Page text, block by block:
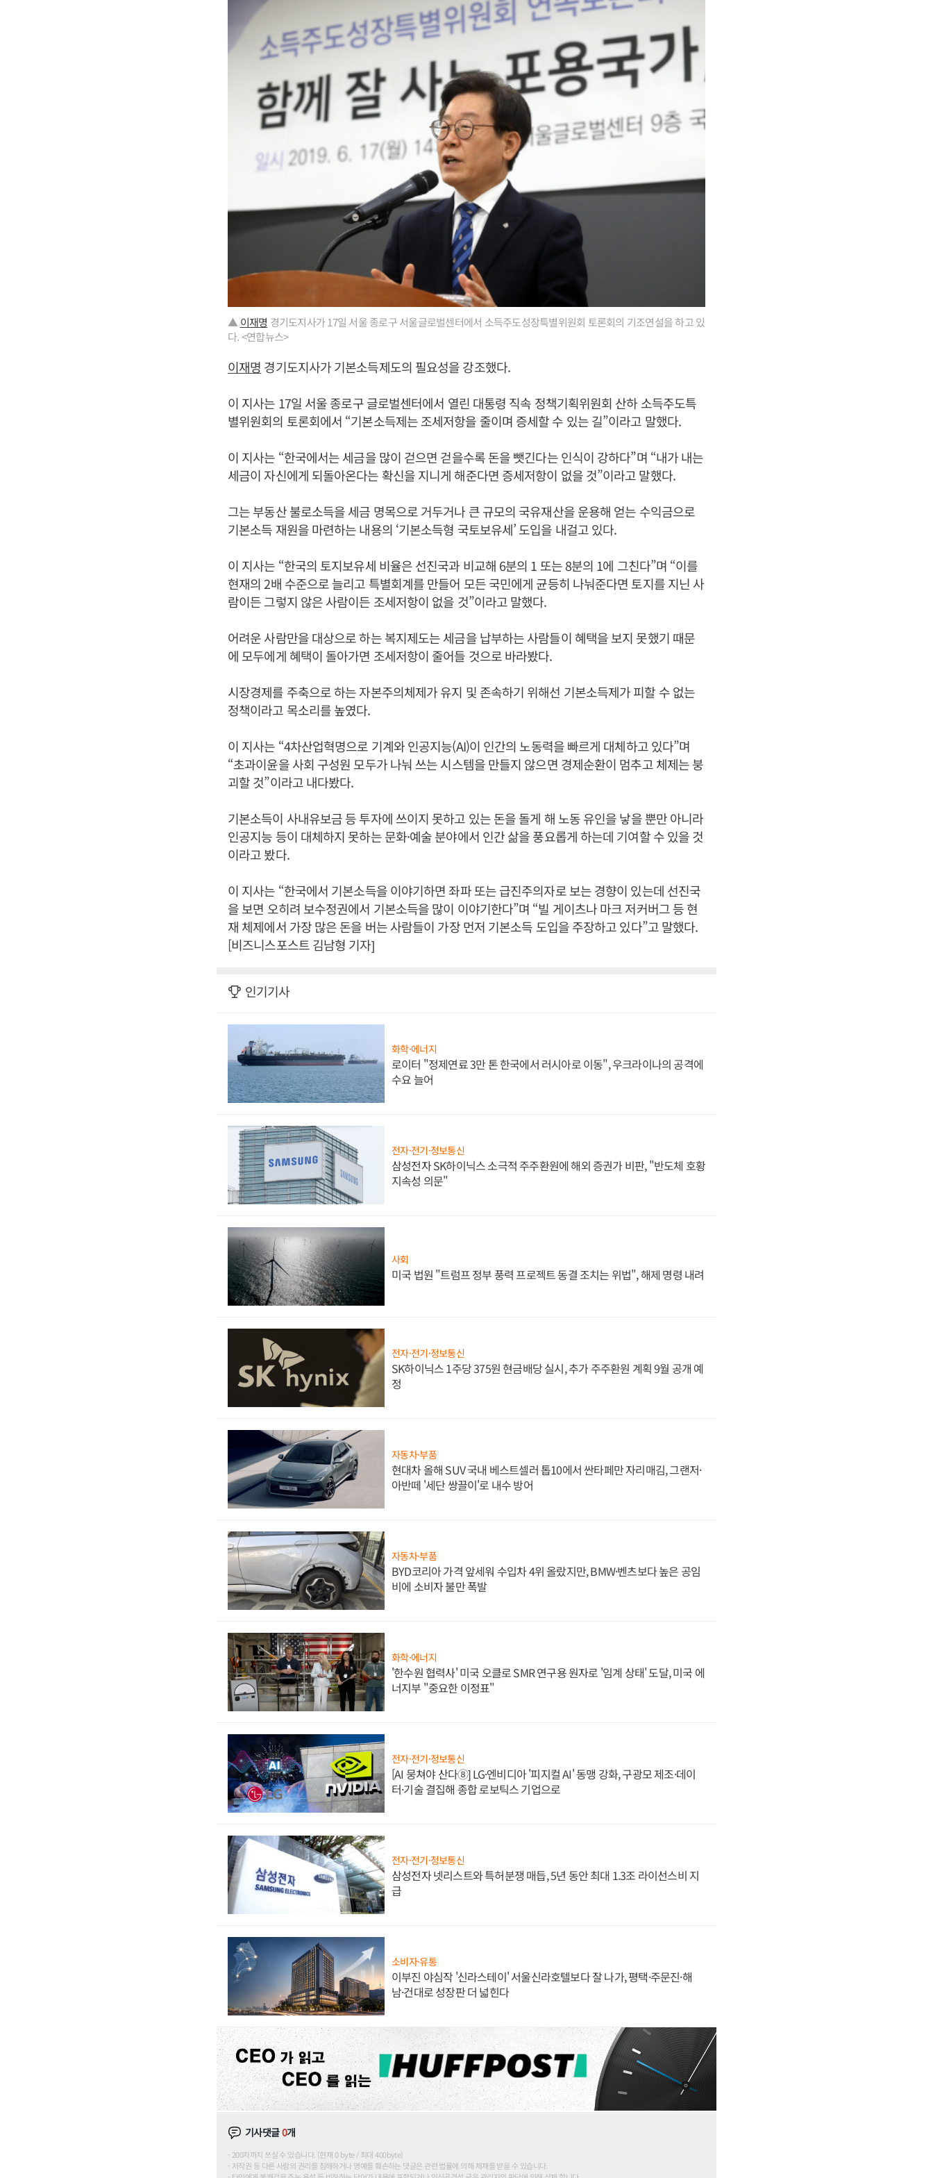
▲이재명 경기도지사가 17일 서울 종로구 서울글로벌센터에서 소득주도성장특별위원회 토론회의 기조연설을 하고 있
다. <연합뉴스>
이재명 경기도지사가 기본소득제도의 필요성을 강조했다.
이 지사는 17일 서울 종로구 글로벌센터에서 열린 대통령 직속 정책기획위원회 산하 소득주도특
별위원회의 토론회에서 “기본소득제는 조세저항을 줄이며 증세할 수 있는 길”이라고 말했다.
이 지사는 “한국에서는 세금을 많이 걷으면 걷을수록 돈을 뺏긴다는 인식이 강하다”며 “내가 내는
세금이 자신에게 되돌아온다는 확신을 지니게 해준다면 증세저항이 없을 것”이라고 말했다.
그는 부동산 불로소득을 세금 명목으로 거두거나 큰 규모의 국유재산을 운용해 얻는 수익금으로
기본소득 재원을 마련하는 내용의 ‘기본소득형 국토보유세’ 도입을 내걸고 있다.
이 지사는 “한국의 토지보유세 비율은 선진국과 비교해 6분의 1 또는 8분의 1에 그친다”며 “이를
현재의 2배 수준으로 늘리고 특별회계를 만들어 모든 국민에게 균등히 나눠준다면 토지를 지닌 사
람이든 그렇지 않은 사람이든 조세저항이 없을 것”이라고 말했다.
어려운 사람만을 대상으로 하는 복지제도는 세금을 납부하는 사람들이 혜택을 보지 못했기 때문
에 모두에게 혜택이 돌아가면 조세저항이 줄어들 것으로 바라봤다.
시장경제를 주축으로 하는 자본주의체제가 유지 및 존속하기 위해선 기본소득제가 피할 수 없는
정책이라고 목소리를 높였다.
이 지사는 “4차산업혁명으로 기계와 인공지능(AI)이 인간의 노동력을 빠르게 대체하고 있다”며
“초과이윤을 사회 구성원 모두가 나눠 쓰는 시스템을 만들지 않으면 경제순환이 멈추고 체제는 붕
괴할 것”이라고 내다봤다.
기본소득이 사내유보금 등 투자에 쓰이지 못하고 있는 돈을 돌게 해 노동 유인을 낳을 뿐만 아니라
인공지능 등이 대체하지 못하는 문화·예술 분야에서 인간 삶을 풍요롭게 하는데 기여할 수 있을 것
이라고 봤다.
이 지사는 “한국에서 기본소득을 이야기하면 좌파 또는 급진주의자로 보는 경향이 있는데 선진국
을 보면 오히려 보수정권에서 기본소득을 많이 이야기한다”며 “빌 게이츠나 마크 저커버그 등 현
재 체제에서 가장 많은 돈을 버는 사람들이 가장 먼저 기본소득 도입을 주장하고 있다”고 말했다.
[비즈니스포스트 김남형 기자]
인기기사
화학·에너지
로이터 "정제연료 3만 톤 한국에서 러시아로 이동", 우크라이나의 공격에
수요 늘어
전자·전기·정보통신
삼성전자 SK하이닉스 소극적 주주환원에 해외 증권가 비판, "반도체 호황
지속성 의문"
사회
미국 법원 "트럼프 정부 풍력 프로젝트 동결 조치는 위법", 해제 명령 내려
전자·전기·정보통신
SK하이닉스 1주당 375원 현금배당 실시, 추가 주주환원 계획 9월 공개 예
정
자동차·부품
현대차 올해 SUV 국내 베스트셀러 톱10에서 싼타페만 자리매김, 그랜저·
아반떼 '세단 쌍끌이'로 내수 방어
자동차·부품
BYD코리아 가격 앞세워 수입차 4위 올랐지만, BMW·벤츠보다 높은 공임
비에 소비자 불만 폭발
화학·에너지
'한수원 협력사' 미국 오클로 SMR 연구용 원자로 '임계 상태' 도달, 미국 에
너지부 "중요한 이정표"
전자·전기·정보통신
[AI 뭉쳐야 산다⑧] LG·엔비디아 '피지컬 AI' 동맹 강화, 구광모 제조·데이
터·기술 결집해 종합 로보틱스 기업으로
전자·전기·정보통신
삼성전자 넷리스트와 특허분쟁 매듭, 5년 동안 최대 1.3조 라이선스비 지
급
소비자·유통
이부진 야심작 '신라스테이' 서울신라호텔보다 잘 나가, 평택·주문진·해
남·건대로 성장판 더 넓힌다
기사댓글0개
200자까지 쓰실 수 있습니다. (현재 0 byte / 최대 400byte)
저작권 등 다른 사람의 권리를 침해하거나 명예를 훼손하는 댓글은 관련 법률에 의해 제재를 받을 수 있습니다.